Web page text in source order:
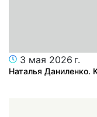
3 мая 2026 г.
Наталья Даниленко.